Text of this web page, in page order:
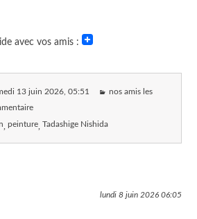
avec vos amis :
13 juin 2026 , 05:51 nos amis les
peinture Tadashige Nishida
lundi 8 juin 202606:05